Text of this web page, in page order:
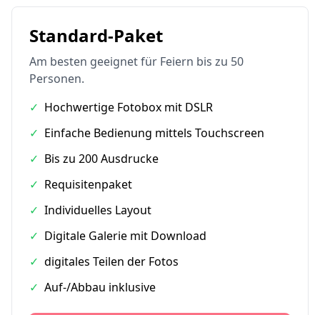
Standard-Paket
Am besten geeignet für Feiern bis zu 50
Personen.
✓ Hochwertige Fotobox mit DSLR
✓ Einfache Bedienung mittels Touchscreen
✓ Bis zu 200 Ausdrucke
✓ Requisitenpaket
✓ Individuelles Layout
✓ Digitale Galerie mit Download
✓ digitales Teilen der Fotos
✓ Auf-/Abbau inklusive